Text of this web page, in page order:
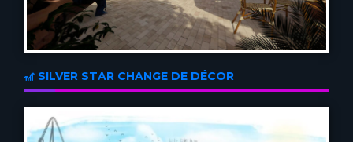
🎢 SILVER STAR CHANGE DE DÉCOR